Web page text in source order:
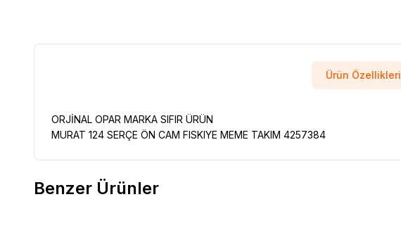
Ürün Özellikleri
ORJİNAL OPAR MARKA SIFIR ÜRÜN
MURAT 124 SERÇE ÖN CAM FISKIYE MEME TAKIM 4257384
Benzer Ürünler